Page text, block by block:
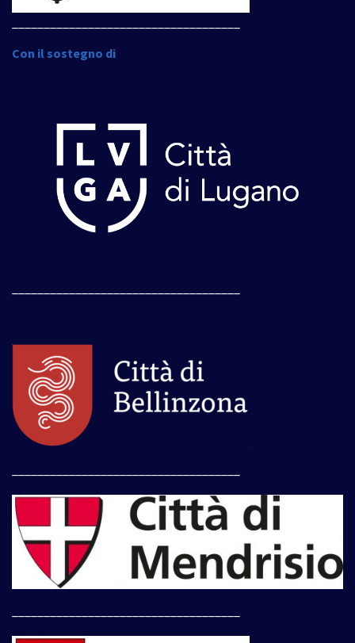
Con il sostegno di